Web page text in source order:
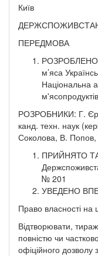
Київ
ПЕРЕДМОВА
РОЗРОБЛЕНО:
м’яса
Національна
РОЗРОБНИКИ: Г.
канд. техн. наук
Соколова, В.
ПРИЙНЯТО
№ 201
УВЕДЕНО
Право власності на
Відтворювати,
повністю чи
офіційного дозволу